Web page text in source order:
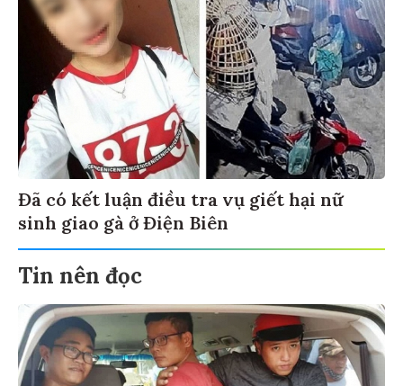
Đã có kết luận điều tra vụ giết hại nữ
sinh giao gà ở Điện Biên
Tin nên đọc